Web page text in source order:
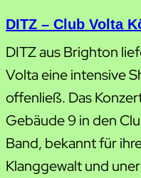
DITZ – Club Volta
DITZ aus Brighton
Volta eine intensive
offenließ. Das
Gebäude 9 in den
Band, bekannt für
Klanggewalt und